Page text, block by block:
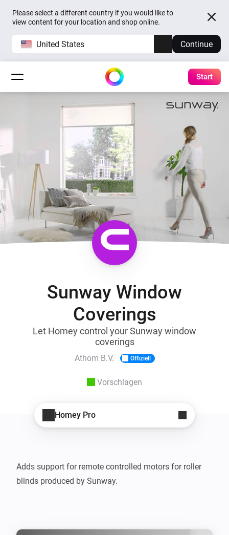
Please select a different country if you would like to
view content for your location and shop online.
United States Continue
Start
Sunway Window
Coverings
Let Homey control your Sunway window
coverings
Athom B.V. Offiziell
Vorschlagen
Homey Pro
Adds support for remote controlled motors for roller
blinds produced by Sunway.